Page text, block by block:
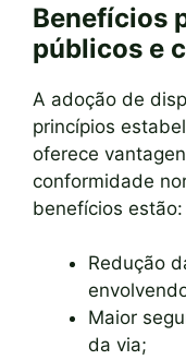
Benefícios
públicos e
A adoção de
princípios
oferece
conformidade
benefícios estão:
Redução
Maior
da via;